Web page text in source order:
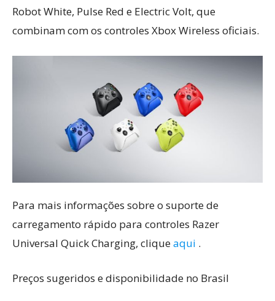
Robot White, Pulse Red e Electric Volt, que
combinam com os controles Xbox Wireless oficiais.
Para mais informações sobre o suporte de
carregamento rápido para controles Razer
Universal Quick Charging, cliqueaqui .
Preços sugeridos e disponibilidade no Brasil